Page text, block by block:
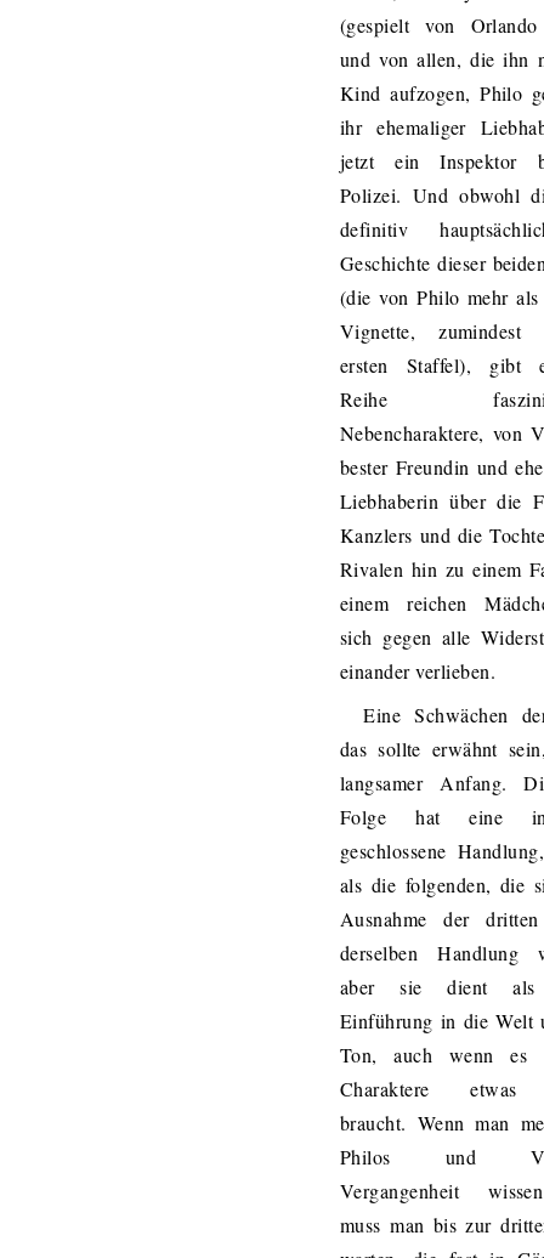
(gespielt von
und von allen, die ihn
Kind aufzogen, Philo
ihr ehemaliger
jetzt ein Inspektor
Polizei. Und obwohl
definitiv
Geschichte dieser
(die von Philo mehr
Vignette,
ersten Staffel), gibt
Reihe
Nebencharaktere, von
bester Freundin und
Liebhaberin über die
Kanzlers und die
Rivalen hin zu einem
einem reichen
sich gegen alle
einander verlieben.
Eine Schwächen
das sollte erwähnt
langsamer Anfang.
Folge hat eine
geschlossene
als die folgenden, die
Ausnahme der
derselben Handlung
aber sie dient als
Einführung in die Welt
Ton, auch wenn es
Charaktere etwas
braucht. Wenn man
Philos und
Vergangenheit
muss man bis zur